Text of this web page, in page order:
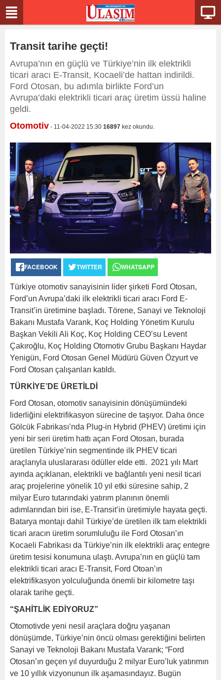
Transit tarihe geçti!
Avrupa’nın en güçlü ve Türkiye’nin ilk elektrikli
ticari aracı E-Transit, Kocaeli’de hattan indirildi.
Ford Otosan, bu adımla birlikte Ford’un
Avrupa’daki elektrikli ticari araç üretim üssü haline
geldi.
Otomotiv - 11-04-2022 15:30 16897 kez okundu.
FACEBOOK TWITTER WHATSAPP
Türkiye otomotiv sanayisinin lider şirketi Ford Otosan,
Ford’un Avrupa’daki ilk elektrikli ticari aracı Ford E-
Transit’in üretimine başladı. Törene, Sanayi ve Teknoloji
Bakanı Mustafa Varank, Koç Holding Yönetim Kurulu
Başkan Vekili Ali Koç, Koç Holding CEO’su Levent
Çakıroğlu, Koç Holding Otomotiv Grubu Başkanı Haydar
Yenigün, Ford Otosan Genel Müdürü Güven Özyurt ve
Ford Otosan çalışanları katıldı.
TÜRKİYE’DE ÜRETİLDİ
Ford Otosan, otomotiv sanayisinin dönüşümündeki
liderliğini elektrifikasyon sürecine de taşıyor. Daha önce
Gölcük Fabrikası’nda Plug-in Hybrid (PHEV) üretimi için
yeni bir seri üretim hattı açan Ford Otosan, burada
üretilen Türkiye’nin segmentinde ilk PHEV ticari
araçlarıyla uluslararası ödüller elde etti. 2021 yılı Mart
ayında açıklanan, elektrikli ve bağlantılı yeni nesil ticari
araç projelerine yönelik 10 yıl etki süresine sahip, 2
milyar Euro tutarındaki yatırım planının önemli
adımlarından biri ise, E-Transit’in üretimiyle hayata geçti.
Batarya montajı dahil Türkiye’de üretilen ilk tam elektrikli
ticari aracın üretim sorumluluğu ile Ford Otosan’ın
Kocaeli Fabrikası da Türkiye’nin ilk elektrikli araç entegre
üretim tesisi konumuna ulaştı. Avrupa’nın en güçlü tam
elektrikli ticari aracı E-Transit, Ford Otoan’ın
elektrifikasyon yolculuğunda önemli bir kilometre taşı
olarak tarihe geçti.
“ŞAHİTLİK EDİYORUZ”
Otomotivde yeni nesil araçlara doğru yaşanan
dönüşümde, Türkiye’nin öncü olması gerektiğini belirten
Sanayi ve Teknoloji Bakanı Mustafa Varank; “Ford
Otosan’ın geçen yıl duyurduğu 2 milyar Euro’luk yatırımın
ve 10 yıllık vizyonunun ilk aşamasındayız. Bugün